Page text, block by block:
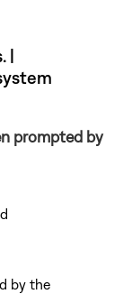
|
prompted by
by the